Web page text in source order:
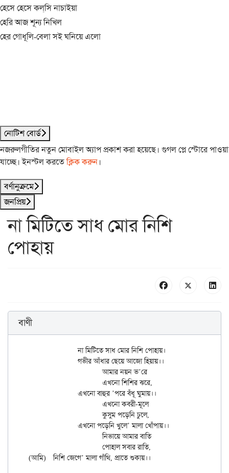
হেসে হেসে কল্‌সি নাচাইয়া
হেরি আজ শূন্য নিখিল
হের গোধূলি-বেলা সই ঘনিয়ে এলো
নোটিশ বোর্ড
নজরুলগীতির নতুন মোবাইল অ্যাপ প্রকাশ করা হয়েছে। গুগল প্লে স্টোরে পাওয়া
যাচ্ছে। ইনস্টল করতেক্লিক করুন।
বর্ণানুক্রমে
জনপ্রিয়
না মিটিতে সাধ মোর নিশি
পোহায়
বাণী
		না মিটিতে সাধ মোর নিশি পোহায়।
			আমার নয়ন ভ’রে
			কুসুম পড়েনি ঢুলে,
			নিভায়ে আমার বাতি